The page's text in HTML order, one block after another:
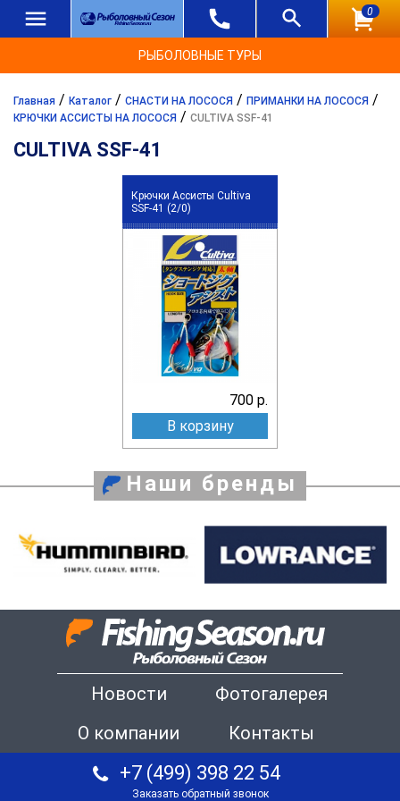
0
РЫБОЛОВНЫЕ ТУРЫ
Главная / Каталог / СНАСТИ НА ЛОСОСЯ / ПРИМАНКИ НА ЛОСОСЯ /
КРЮЧКИ АССИСТЫ НА ЛОСОСЯ / CULTIVA SSF-41
CULTIVA SSF-41
Крючки Ассисты Cultiva
SSF-41 (2/0)
700 р.
В корзину
Наши бренды
Новости
Фотогалерея
О компании
Контакты
+7 (499) 398 22 54
Заказать обратный звонок